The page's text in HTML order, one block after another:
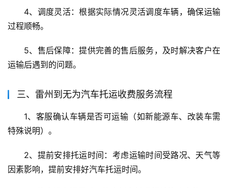
4、调度灵活：根据实际情况灵活调度车辆，确保运输
过程顺畅。
5、售后保障：提供完善的售后服务，及时解决客户在
运输后遇到的问题。
三、雷州到无为汽车托运收费服务流程
1、客服确认车辆是否可运输（如新能源车、改装车需
特殊说明）。
2、提前安排托运时间：考虑运输时间受路况、天气等
因素影响，提前安排好汽车托运时间。